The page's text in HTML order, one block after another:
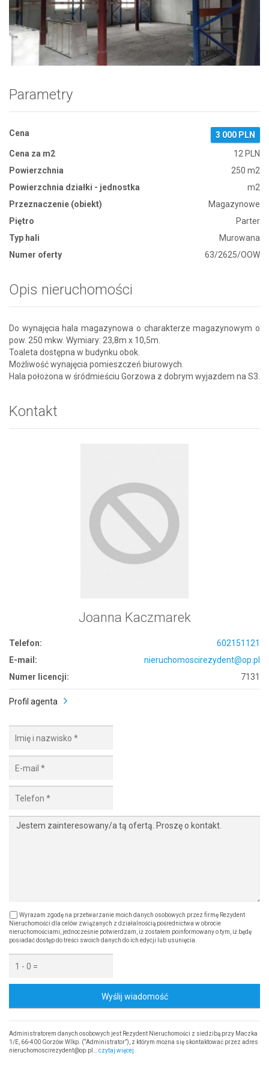
Zdjęcie 1
Parametry
Cena
3 000 PLN
Cena za m2
12 PLN
Powierzchnia
250 m2
Powierzchnia działki - jednostka
m2
Przeznaczenie (obiekt)
Magazynowe
Piętro
Parter
Typ hali
Murowana
Numer oferty
63/2625/OOW
Opis nieruchomości
Do wynajęcia hala magazynowa o charakterze magazynowym o
pow. 250 mkw. Wymiary: 23,8m x 10,5m.
Toaleta dostępna w budynku obok.
Możliwość wynajęcia pomieszczeń biurowych.
Hala położona w śródmieściu Gorzowa z dobrym wyjazdem na S3.
Kontakt
Joanna Kaczmarek
Telefon:
602151121
E-mail:
nieruchomoscirezydent@op.pl
Numer licencji:
7131
Profil agenta
Wyrażam zgodę na przetwarzanie moich danych osobowych przez firmę Rezydent
Nieruchomości dla celów związanych z działalnością pośrednictwa w obrocie
nieruchomościami, jednocześnie potwierdzam, iż zostałem poinformowany o tym, iż będę
posiadać dostęp do treści swoich danych do ich edycji lub usunięcia.
Wyślij wiadomość
Administratorem danych osobowych jest Rezydent Nieruchomości z siedzibą przy Maczka
1/E, 66-400 Gorzów Wlkp. (“Administrator”), z którym można się skontaktować przez adres
nieruchomoscirezydent@op.pl… czytaj więcej